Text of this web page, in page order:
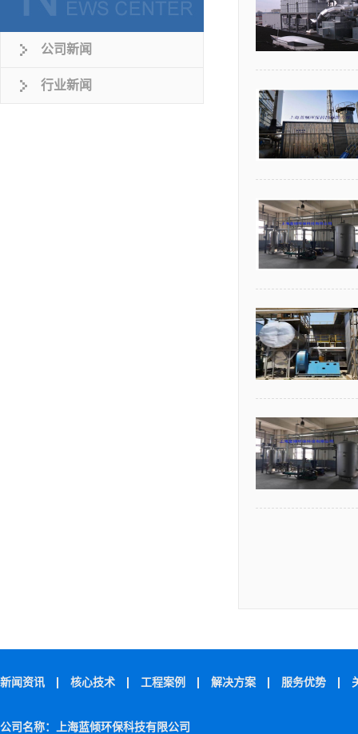
公司新闻
行业新闻
新闻资讯 核心技术 工程案例 解决方案 服务优势
公司名称：上海蓝倾环保科技有限公司